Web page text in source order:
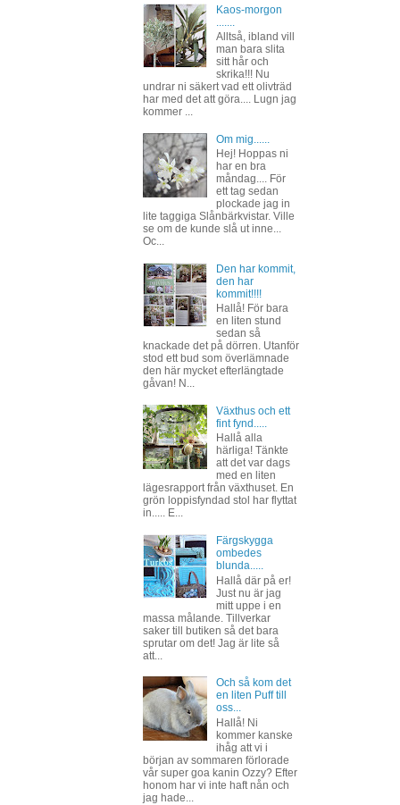
Kaos-morgon
Alltså, ibland vill
man bara slita
sitt hår och
skrika!!! Nu
undrar ni säkert vad ett olivträd
har med det att göra.... Lugn jag
kommer ...
Om mig......
Hej! Hoppas ni
har en bra
måndag.... För
ett tag sedan
plockade jag in
lite taggiga Slånbärkvistar. Ville
se om de kunde slå ut inne...
Oc...
Den har kommit,
den har
kommit!!!!
Hallå! För bara
en liten stund
sedan så
knackade det på dörren. Utanför
stod ett bud som överlämnade
den här mycket efterlängtade
gåvan! N...
Växthus och ett
fint fynd.....
Hallå alla
härliga! Tänkte
att det var dags
med en liten
lägesrapport från växthuset. En
grön loppisfyndad stol har flyttat
in..... E...
Färgskygga
ombedes
blunda.....
Hallå där på er!
Just nu är jag
mitt uppe i en
massa målande. Tillverkar
saker till butiken så det bara
sprutar om det! Jag är lite så
att...
Och så kom det
en liten Puff till
oss...
Hallå! Ni
kommer kanske
ihåg att vi i
början av sommaren förlorade
vår super goa kanin Ozzy? Efter
honom har vi inte haft nån och
jag hade...